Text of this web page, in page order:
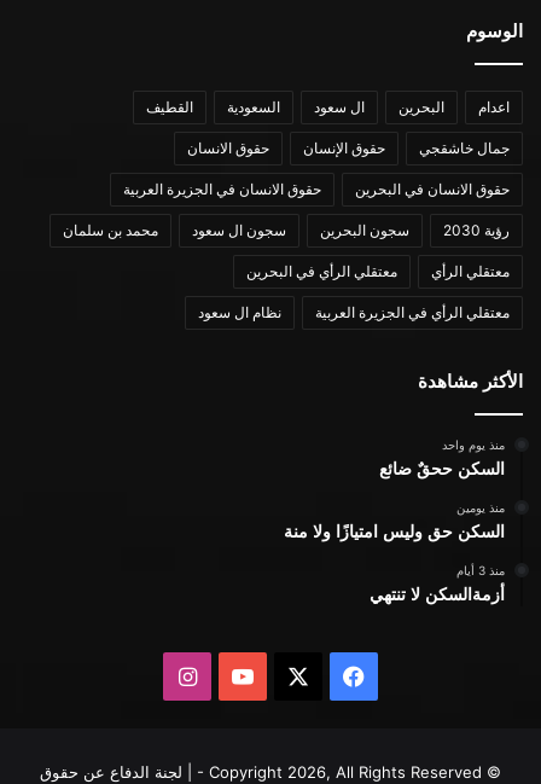
الوسوم
اعدام البحرين ال سعود السعودية القطيف
جمال خاشقجي حقوق الإنسان حقوق الانسان
حقوق الانسان في البحرين حقوق الانسان في الجزيرة العربية
رؤية 2030 سجون البحرين سجون ال سعود محمد بن سلمان
معتقلي الرأي معتقلي الرأي في البحرين
معتقلي الرأي في الجزيرة العربية نظام ال سعود
الأكثر مشاهدة
منذ يوم واحد
السكن ححقٌ ضائع
منذ يومين
السكن حق وليس امتيازًا ولا منة
منذ 3 أيام
أزمةالسكن لا تنتهي
فيسبوك يوتيوبانستقرام
© Copyright 2026, All Rights Reserved - | لجنة الدفاع عن حقوق